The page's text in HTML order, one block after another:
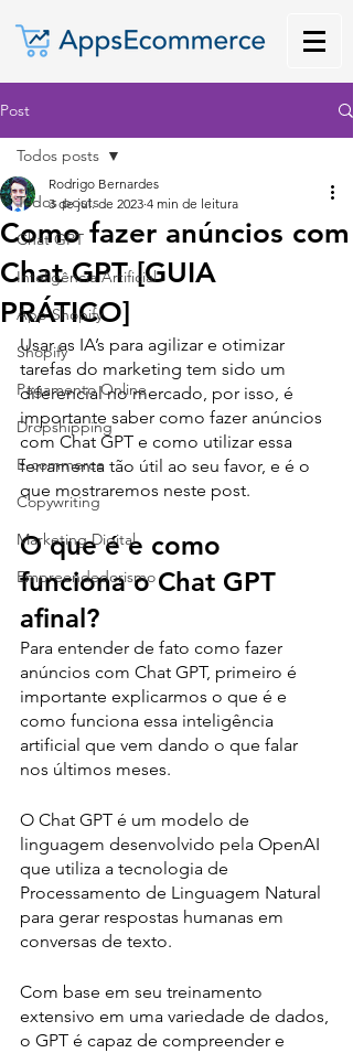
Post
Todos posts
Chat GPT
Inteligência Artificial
App Shopify
Shopify
Pagamento Online
Dropshipping
E-commerce
Copywriting
Marketing Digital
Empreendedorismo
Todos posts
Como fazer anúncios com
Chat GPT [GUIA
PRÁTICO]
Rodrigo Bernardes
3 de jul. de 2023 4 min de leitura
Usar as IA’s para agilizar e otimizar
tarefas do marketing tem sido um
diferencial no mercado, por isso, é
importante saber como fazer anúncios
com Chat GPT e como utilizar essa
ferramenta tão útil ao seu favor, e é o
que mostraremos neste post.
O que é e como
funciona o Chat GPT
afinal?
Para entender de fato como fazer
anúncios com Chat GPT, primeiro é
importante explicarmos o que é e
como funciona essa inteligência
artificial que vem dando o que falar
nos últimos meses.
O Chat GPT é um modelo de
linguagem desenvolvido pela OpenAI
que utiliza a tecnologia de
Processamento de Linguagem Natural
para gerar respostas humanas em
conversas de texto.
Com base em seu treinamento
extensivo em uma variedade de dados,
o GPT é capaz de compreender e